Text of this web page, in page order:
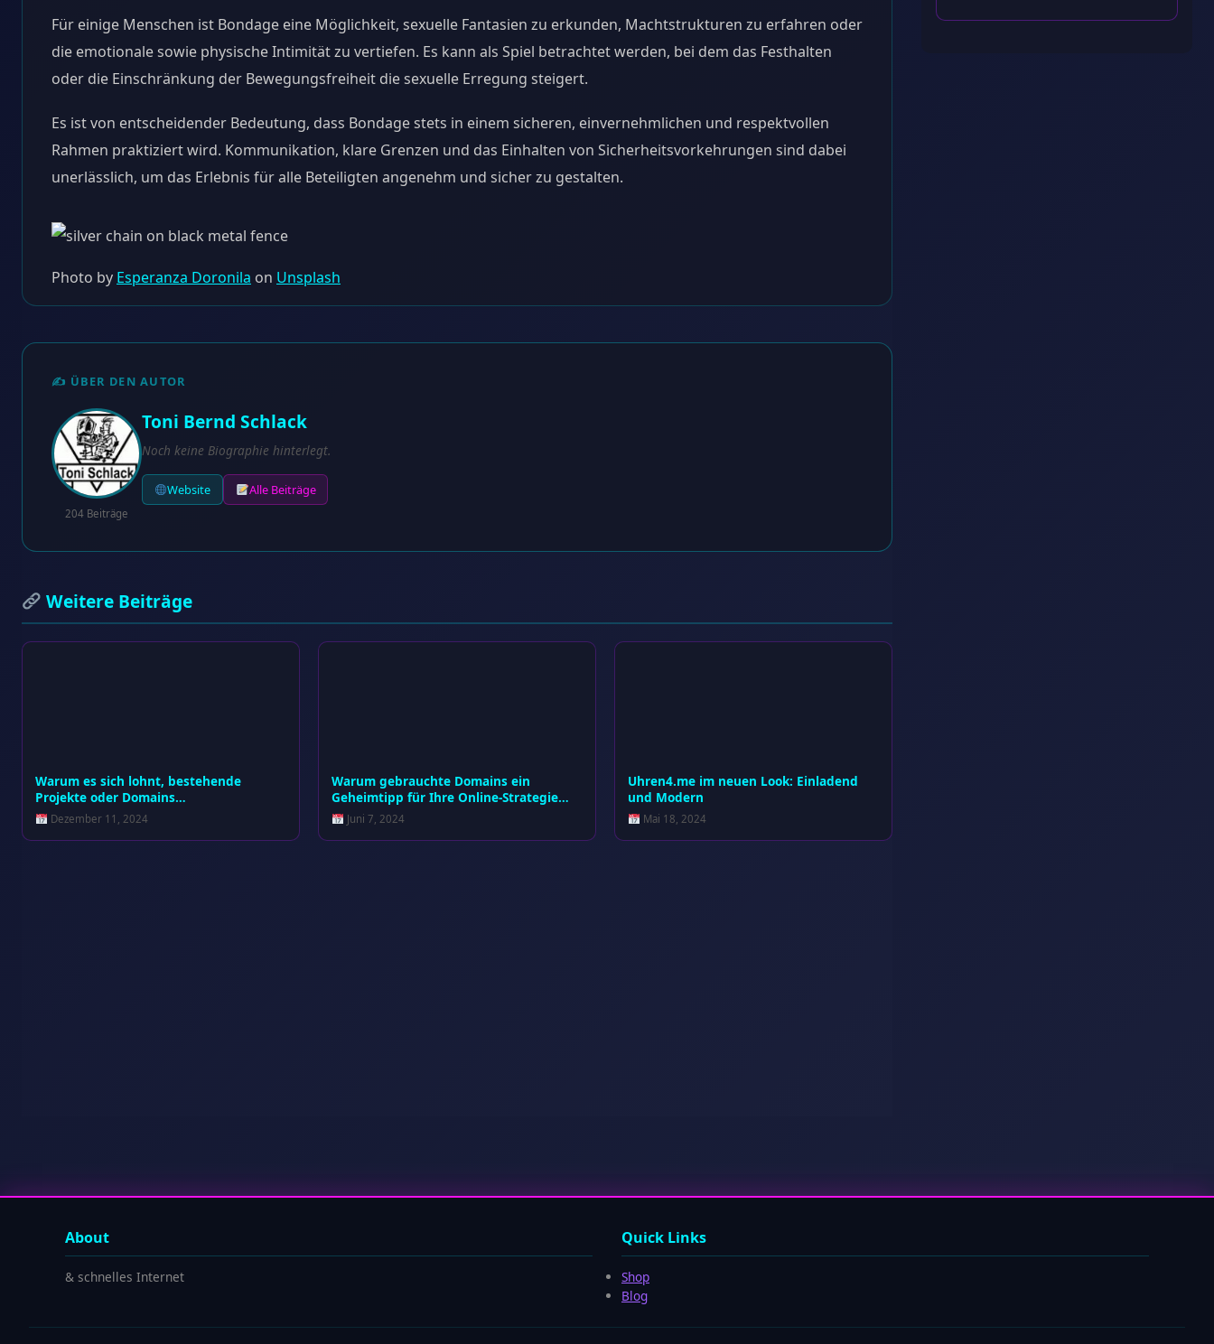
Für einige Menschen ist Bondage eine Möglichkeit, sexuelle Fantasien zu erkunden, Machtstrukturen zu erfahren oder
die emotionale sowie physische Intimität zu vertiefen. Es kann als Spiel betrachtet werden, bei dem das Festhalten
oder die Einschränkung der Bewegungsfreiheit die sexuelle Erregung steigert.
Es ist von entscheidender Bedeutung, dass Bondage stets in einem sicheren, einvernehmlichen und respektvollen
Rahmen praktiziert wird. Kommunikation, klare Grenzen und das Einhalten von Sicherheitsvorkehrungen sind dabei
unerlässlich, um das Erlebnis für alle Beteiligten angenehm und sicher zu gestalten.
Photo by Esperanza Doronila on Unsplash
✍️ ÜBER DEN AUTOR
204 Beiträge
Toni Bernd Schlack
Noch keine Biographie hinterlegt.
Website Alle Beiträge
Weitere Beiträge
Warum es sich lohnt, bestehende
Projekte oder Domains…
Dezember 11, 2024
Warum gebrauchte Domains ein
Geheimtipp für Ihre Online-Strategie…
Juni 7, 2024
Uhren4.me im neuen Look: Einladend
und Modern
Mai 18, 2024
About
& schnelles Internet
Quick Links
Shop
Blog